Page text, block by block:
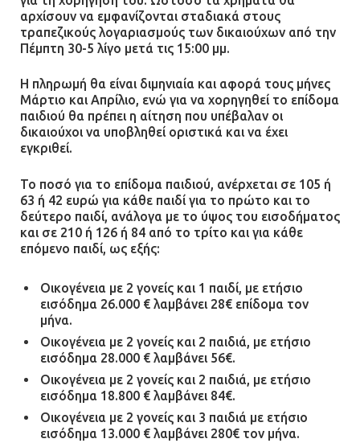
αρχίσουν να εμφανίζονται σταδιακά στους
τραπεζικούς λογαριασμούς των δικαιούχων από την
Πέμπτη 30-5 λίγο μετά τις 15:00 μμ.
Η πληρωμή θα είναι διμηνιαία και αφορά τους μήνες
Μάρτιο και Απρίλιο, ενώ για να χορηγηθεί το επίδομα
παιδιού θα πρέπει η αίτηση που υπέβαλαν οι
δικαιούχοι να υποβληθεί οριστικά και να έχει
εγκριθεί.
Το ποσό για το επίδομα παιδιού, ανέρχεται σε 105 ή
63 ή 42 ευρώ για κάθε παιδί για το πρώτο και το
δεύτερο παιδί, ανάλογα με το ύψος του εισοδήματος
και σε 210 ή 126 ή 84 από το τρίτο και για κάθε
επόμενο παιδί, ως εξής:
Οικογένεια με 2 γονείς και 1 παιδί, με ετήσιο
εισόδημα 26.000 € λαμβάνει 28€ επίδομα τον
μήνα.
Οικογένεια με 2 γονείς και 2 παιδιά, με ετήσιο
εισόδημα 28.000 € λαμβάνει 56€.
Οικογένεια με 2 γονείς και 2 παιδιά, με ετήσιο
εισόδημα 18.800 € λαμβάνει 84€.
Οικογένεια με 2 γονείς και 3 παιδιά με ετήσιο
εισόδημα 13.000 € λαμβάνει 280€ τον μήνα.